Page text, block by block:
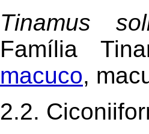
Tinamus
Família
macuco,
2.2.